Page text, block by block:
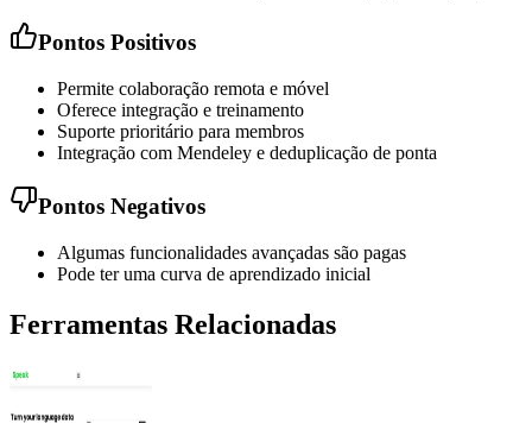
Pontos Positivos
Permite colaboração remota e móvel
Oferece integração e treinamento
Suporte prioritário para membros
Integração com Mendeley e deduplicação de ponta
Pontos Negativos
Algumas funcionalidades avançadas são pagas
Pode ter uma curva de aprendizado inicial
Ferramentas Relacionadas